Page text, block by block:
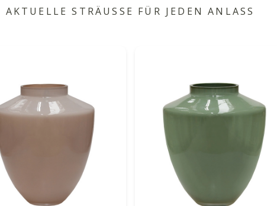
AKTUELLE STRÄUSSE FÜR JEDEN ANLASS